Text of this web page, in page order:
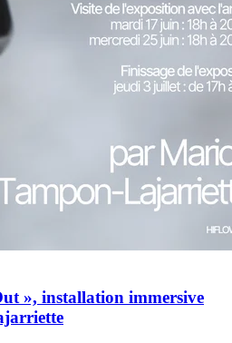
», installation immersive